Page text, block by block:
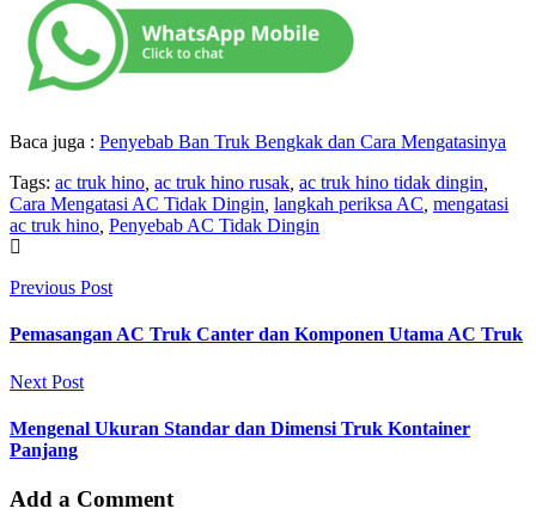
Baca juga : Penyebab Ban Truk Bengkak dan Cara Mengatasinya
Tags: ac truk hino ac truk hino rusak ac truk hino tidak dingin
Cara Mengatasi AC Tidak Dingin langkah periksa AC mengatasi
ac truk hino Penyebab AC Tidak Dingin
Previous Post
Pemasangan AC Truk Canter dan Komponen Utama AC Truk
Next Post
Mengenal Ukuran Standar dan Dimensi Truk Kontainer
Panjang
Add a Comment